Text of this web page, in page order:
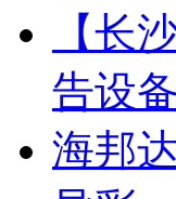
【长
告设备
海邦